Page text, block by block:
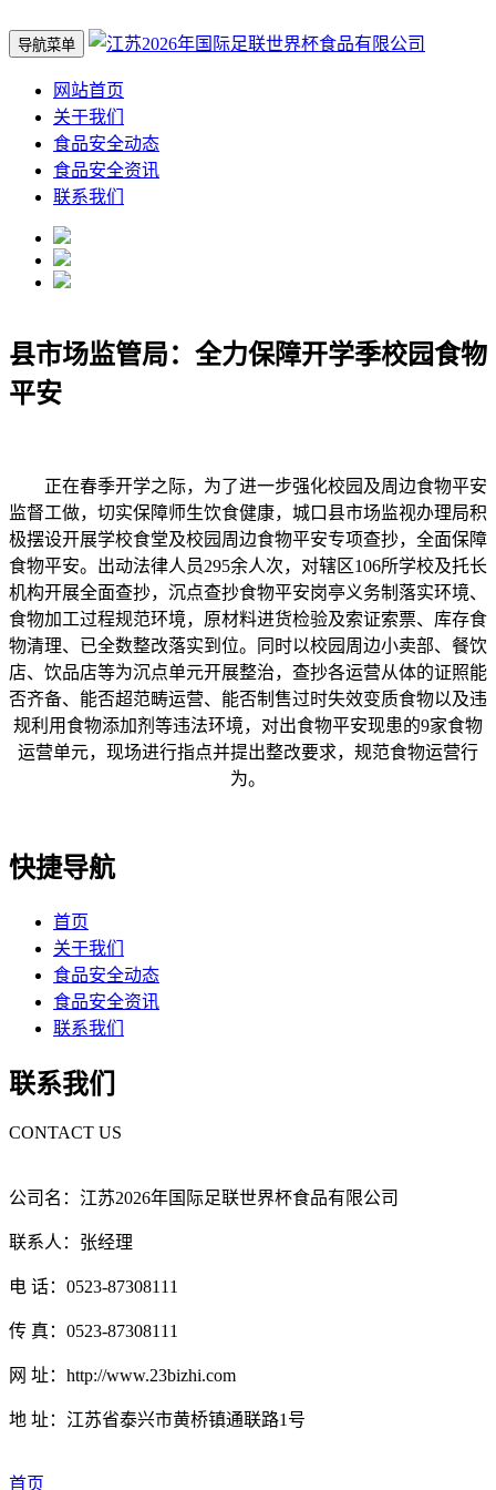
导航菜单
网站首页
关于我们
食品安全动态
食品安全资讯
联系我们
县市场监管局：全力保障开学季校园食物
平安
正在春季开学之际，为了进一步强化校园及周边食物平安
监督工做，切实保障师生饮食健康，城口县市场监视办理局积
极摆设开展学校食堂及校园周边食物平安专项查抄，全面保障
食物平安。出动法律人员295余人次，对辖区106所学校及托长
机构开展全面查抄，沉点查抄食物平安岗亭义务制落实环境、
食物加工过程规范环境，原材料进货检验及索证索票、库存食
物清理、已全数整改落实到位。同时以校园周边小卖部、餐饮
店、饮品店等为沉点单元开展整治，查抄各运营从体的证照能
否齐备、能否超范畴运营、能否制售过时失效变质食物以及违
规利用食物添加剂等违法环境，对出食物平安现患的9家食物
运营单元，现场进行指点并提出整改要求，规范食物运营行
为。
快捷导航
首页
关于我们
食品安全动态
食品安全资讯
联系我们
联系我们
CONTACT US
公司名：江苏2026年国际足联世界杯食品有限公司
联系人：张经理
电 话：0523-87308111
传 真：0523-87308111
网 址：http://www.23bizhi.com
地 址：江苏省泰兴市黄桥镇通联路1号
首页